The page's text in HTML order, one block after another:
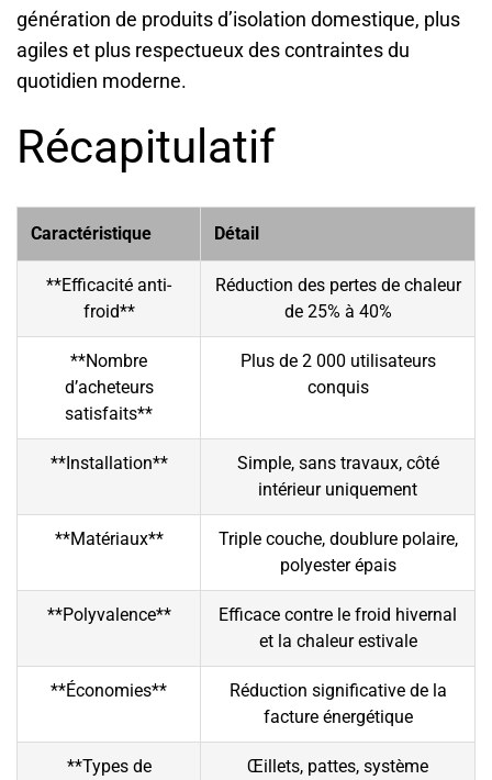
génération de produits d’isolation domestique, plus
agiles et plus respectueux des contraintes du
quotidien moderne.
Récapitulatif
Caractéristique Détail
**Efficacité anti-
froid**
Réduction des pertes de chaleur
de 25% à 40%
**Nombre
d’acheteurs
satisfaits**
Plus de 2 000 utilisateurs
conquis
**Installation**
Simple, sans travaux, côté
intérieur uniquement
**Matériaux**
Triple couche, doublure polaire,
polyester épais
**Polyvalence**
Efficace contre le froid hivernal
et la chaleur estivale
**Économies**
Réduction significative de la
facture énergétique
**Types de
Œillets, pattes, système